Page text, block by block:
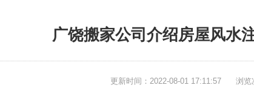
广饶搬家公司介绍房屋风水
更新时间：2022-08-01 17:11:57 浏览